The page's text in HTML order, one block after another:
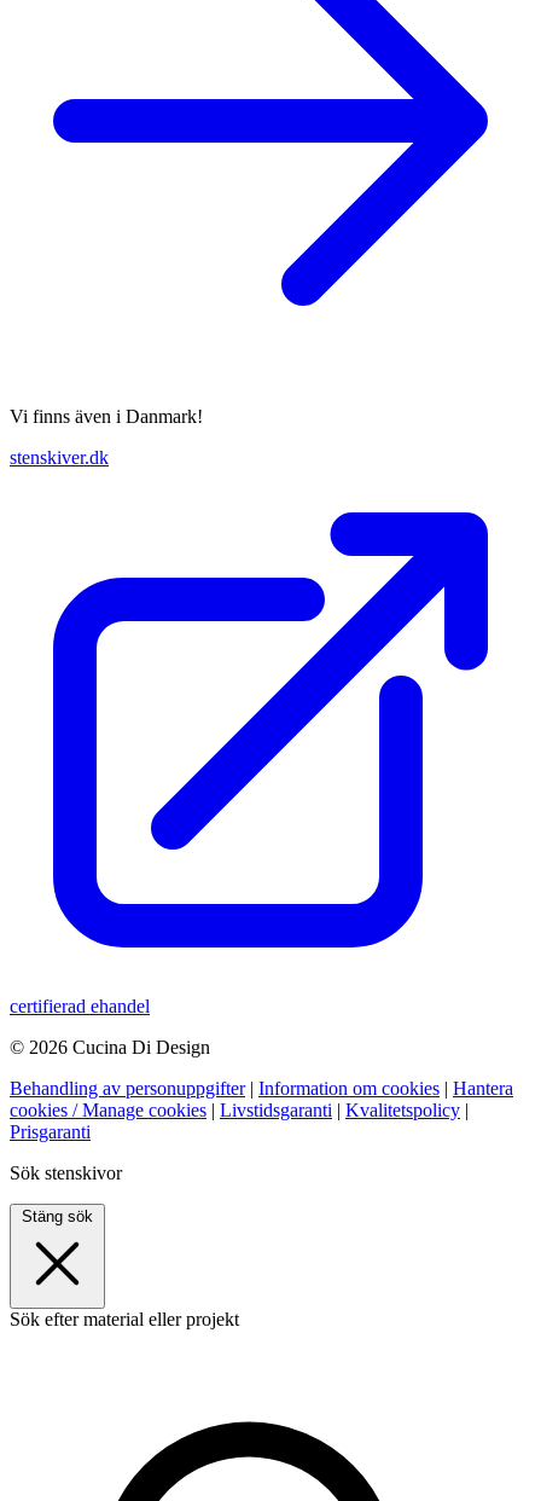
Vi finns även i Danmark!
stenskiver.dk
certifierad ehandel
© 2026 Cucina Di Design
Behandling av personuppgifter | Information om cookies | Hantera
cookies / Manage cookies | Livstidsgaranti | Kvalitetspolicy |
Prisgaranti
Sök stenskivor
Stäng sök
Sök efter material eller projekt